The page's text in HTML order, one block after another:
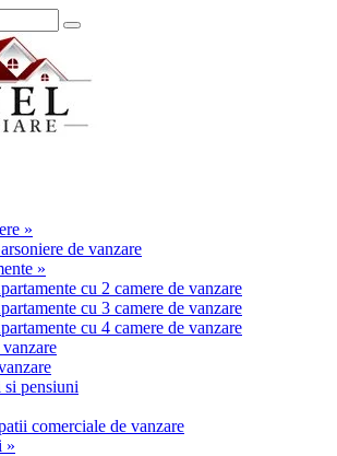
»
de vanzare
»
cu 2 camere de vanzare
cu 3 camere de vanzare
cu 4 camere de vanzare
pensiuni
comerciale de vanzare
»